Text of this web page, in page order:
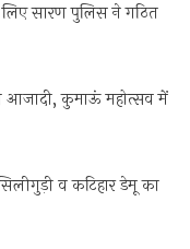
सारण पुलिस ने गठित
आजादी, कुमाऊं महोत्सव में
व कटिहार डेमू का